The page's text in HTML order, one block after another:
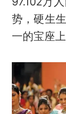
势，硬生
一的宝座